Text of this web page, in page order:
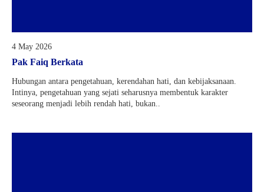
4 May 2026
Pak Faiq Berkata
Hubungan antara pengetahuan, kerendahan hati, dan kebijaksanaan.
Intinya, pengetahuan yang sejati seharusnya membentuk karakter
seseorang menjadi lebih rendah hati, bukan..